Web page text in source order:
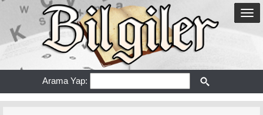
Arama Yap: